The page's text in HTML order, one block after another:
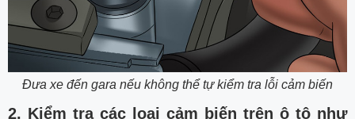
Đưa xe đến gara nếu không thể tự kiểm tra lỗi cảm biến
2. Kiểm tra các loại cảm biến trên ô tô như